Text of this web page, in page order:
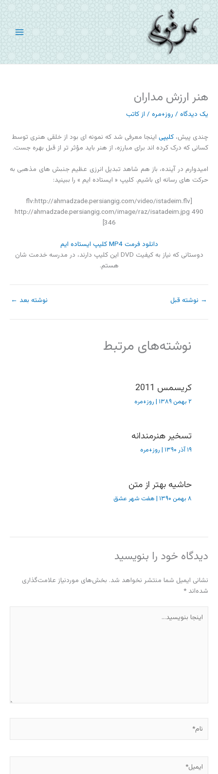
پرش
به
محتوا
هنر ارزش مداران
یک دیدگاه / روز+مره / از کاتب
چندی پیش، کلیپی اینجا معرفی شد که نمونه ای بود از خلقی هنری توسط
کسانی که درک کرده اند برای مبارزه، از هنر باید مؤثر تر از قبل بهره جست.
امیدوارم در آینده، باز هم شاهد تبدیل انرزی عظیم جنبش های مذهبی به
حرکت های رسانه ای باشیم. کلیپ « ایستاده ایم » را ببینید:
[flv:http://ahmadzade.persiangig.com/video/istadeim.flv
http://ahmadzade.persiangig.com/image/raz/isatadeim.jpg 490
346]
دانلود فرمت MP4 کلیپ ایستاده ایم
دوستانی که نیاز به کیفیت DVD این کلیپ دارند، در مدرسه خدمت شان
هستم.
→ نوشته قبل نوشته بعد ←
نوشته‌های مرتبط
کریسمس 2011
۲ بهمن ۱۳۸۹ | روز+مره
تسخیر هنرمندانه
۱۹ آذر ۱۳۹۰ | روز+مره
حاشیه بهتر از متن
۸ بهمن ۱۳۹۰ | هفت شهر عشق
دیدگاه‌ خود را بنویسید
نشانی ایمیل شما منتشر نخواهد شد. بخش‌های موردنیاز علامت‌گذاری
شده‌اند *
بنویسید…